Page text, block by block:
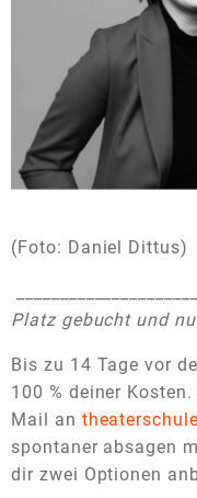
(Foto: Daniel Dittus)
Platz gebucht und
Bis zu 14 Tage vor
100 % deiner
Mail an
spontaner absagen
dir zwei Optionen